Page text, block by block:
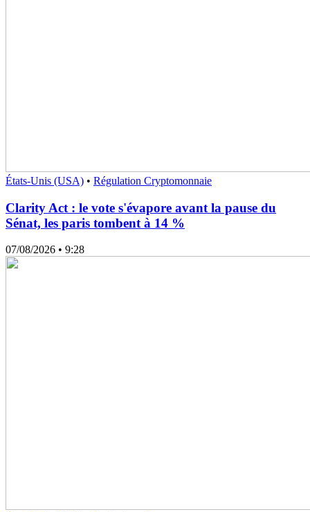
États-Unis (USA) • Régulation Cryptomonnaie
Clarity Act : le vote s'évapore avant la pause du
Sénat, les paris tombent à 14 %
07/08/2026 • 9:28